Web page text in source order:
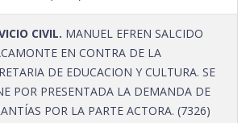
CIVIL. MANUEL EFREN SALCIDO
EN CONTRA DE LA
DE EDUCACION Y CULTURA. SE
POR PRESENTADA LA DEMANDA DE
POR LA PARTE ACTORA. (7326)